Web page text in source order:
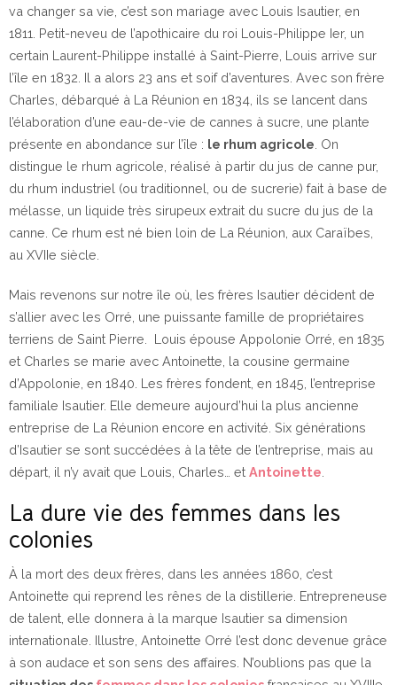
va changer sa vie, c’est son mariage avec Louis Isautier, en
1811. Petit-neveu de l’apothicaire du roi Louis-Philippe Ier, un
certain Laurent-Philippe installé à Saint-Pierre, Louis arrive sur
l’île en 1832. Il a alors 23 ans et soif d’aventures. Avec son frère
Charles, débarqué à La Réunion en 1834, ils se lancent dans
l’élaboration d’une eau-de-vie de cannes à sucre, une plante
présente en abondance sur l’île : le rhum agricole . On
distingue le rhum agricole, réalisé à partir du jus de canne pur,
du rhum industriel (ou traditionnel, ou de sucrerie) fait à base de
mélasse, un liquide très sirupeux extrait du sucre du jus de la
canne. Ce rhum est né bien loin de La Réunion, aux Caraïbes,
au XVIIe siècle.
Mais revenons sur notre île où, les frères Isautier décident de
s’allier avec les Orré, une puissante famille de propriétaires
terriens de Saint Pierre. Louis épouse Appolonie Orré, en 1835
et Charles se marie avec Antoinette, la cousine germaine
d’Appolonie, en 1840. Les frères fondent, en 1845, l’entreprise
familiale Isautier. Elle demeure aujourd’hui la plus ancienne
entreprise de La Réunion encore en activité. Six générations
d’Isautier se sont succédées à la tête de l’entreprise, mais au
départ, il n’y avait que Louis, Charles… et Antoinette
La dure vie des femmes dans les
colonies
À la mort des deux frères, dans les années 1860, c’est
Antoinette qui reprend les rênes de la distillerie. Entrepreneuse
de talent, elle donnera à la marque Isautier sa dimension
internationale. Illustre, Antoinette Orré l’est donc devenue grâce
à son audace et son sens des affaires. N’oublions pas que la